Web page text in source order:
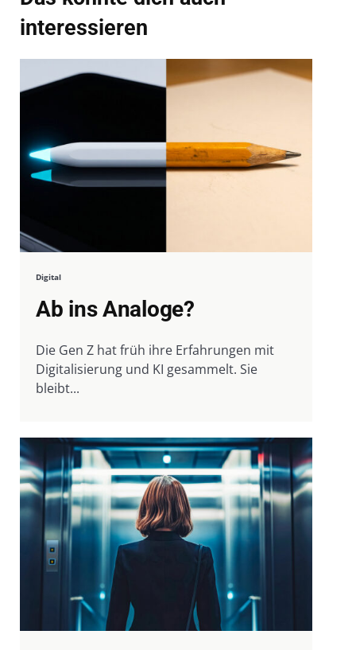
interessieren
Digital
Ab ins Analoge?
Die Gen Z hat früh ihre Erfahrungen mit
Digitalisierung und KI gesammelt. Sie
bleibt...